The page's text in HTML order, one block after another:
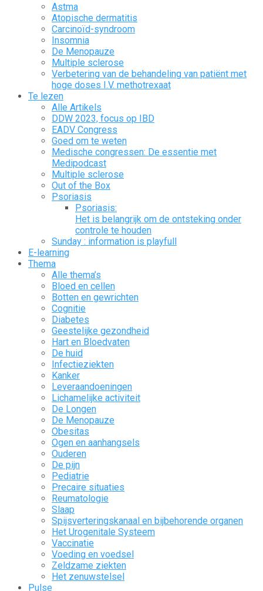
Astma
Atopische dermatitis
Carcinoïd-syndroom
Insomnia
De Menopauze
Multiple sclerose
Verbetering van de behandeling van patiënt met
hoge doses I.V. methotrexaat
Te lezen
Alle Artikels
DDW 2023, focus op IBD
EADV Congress
Goed om te weten
Medische congressen: De essentie met
Medipodcast
Multiple sclerose
Out of the Box
Psoriasis
Psoriasis:
Het is belangrijk om de ontsteking onder
controle te houden
Sunday : information is playfull
E-learning
Thema
Alle thema’s
Bloed en cellen
Botten en gewrichten
Cognitie
Diabetes
Geestelijke gezondheid
Hart en Bloedvaten
De huid
Infectieziekten
Kanker
Leveraandoeningen
Lichamelijke activiteit
De Longen
De Menopauze
Obesitas
Ogen en aanhangsels
Ouderen
De pijn
Pediatrie
Precaire situaties
Reumatologie
Slaap
Spijsverteringskanaal en bijbehorende organen
Het Urogenitale Systeem
Vaccinatie
Voeding en voedsel
Zeldzame ziekten
Het zenuwstelsel
Pulse